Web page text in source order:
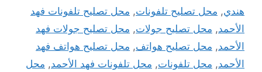
هندي, محل تصليح تلفونات, محل تصليح تلفونات فهد
الأحمد, محل تصليح جولات, محل تصليح جولات فهد
الأحمد, محل تصليح هواتف, محل تصليح هواتف فهد
الأحمد, محل تلفونات, محل تلفونات فهد الأحمد, محل